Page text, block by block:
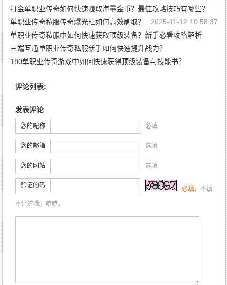
2025-11-24 11:2:25
打金单职业传奇如何快速赚取海量金币？最佳攻略技巧有哪些？
2025-11-24 10:59:53
单职业传奇私服传奇爆光柱如何高效刷取？
2025-11-12 10:58:37
单职业传奇私服中如何快速获取顶级装备？新手必看攻略解析
2025-11-12 10:56:10
三端互通单职业传奇私服新手如何快速提升战力？
2025-9-10 11:3:45
180单职业传奇游戏中如何快速获得顶级装备与技能书？
评论列表:
发表评论
您的昵称 必填
您的邮箱 选填
您的网站 选填
验证的码 必填，不填
不让过哦，嘻嘻。